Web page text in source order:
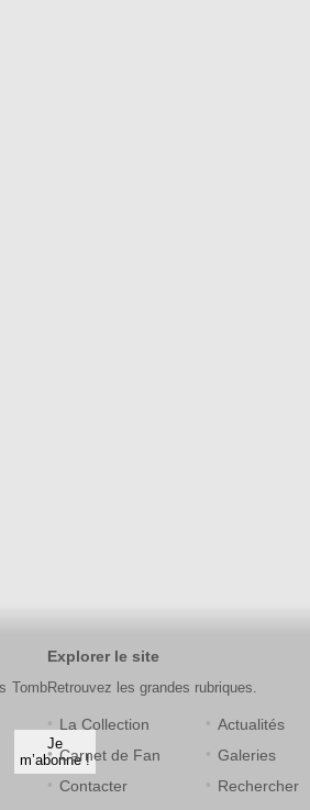
Tomb
Explorer le site
Retrouvez les grandes rubriques.
La Collection
Actualités
Carnet de Fan
Galeries
Contacter
Rechercher